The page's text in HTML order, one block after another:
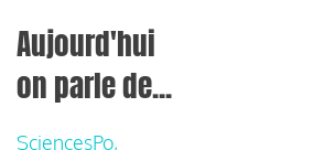
Aujourd'hui
on parle de...
SciencesPo,